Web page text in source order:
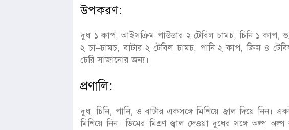
উপকরণ:
দুধ ১ কাপ, আইসক্রিম পাউডার ২ টেবিল চামচ, চিনি ১ কাপ,
২ চা–চামচ, বাটার ২ টেবিল চামচ, পানি ২ কাপ, ক্রিম ৪
চেরি সাজানোর জন্য।
প্রণালি:
দুধ, চিনি, পানি, ও বাটার একসঙ্গে মিশিয়ে জ্বাল দিয়ে
মিশিয়ে নিন। ডিমের মিশ্রণ জ্বাল দেওয়া দুধের সঙ্গে অল্প